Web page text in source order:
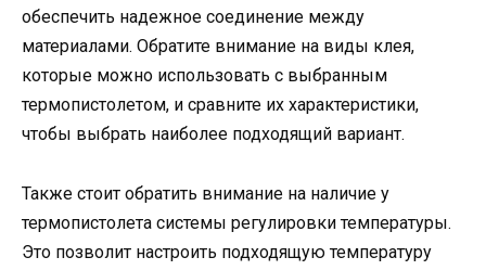
обеспечить надежное соединение между
материалами. Обратите внимание на виды клея,
которые можно использовать с выбранным
термопистолетом, и сравните их характеристики,
чтобы выбрать наиболее подходящий вариант.
Также стоит обратить внимание на наличие у
термопистолета системы регулировки температуры.
Это позволит настроить подходящую температуру